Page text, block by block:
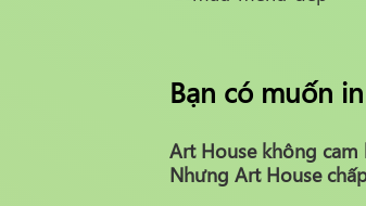
Bạn có muốn
Art House không cam
Nhưng Art House